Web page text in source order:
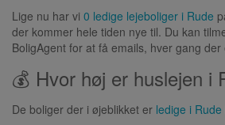
Lige nu har vi 0 ledige lejeboliger i Rude
der kommer hele tiden nye til. Du kan
BoligAgent for at få emails, hver gang der
💰 Hvor høj er huslejen i
De boliger der i øjeblikket er ledige i Rude